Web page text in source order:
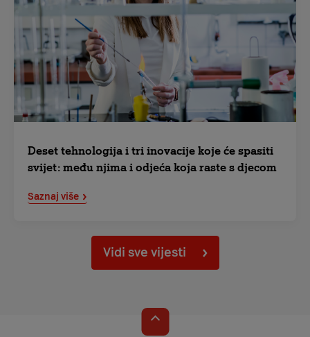
Deset tehnologija i tri inovacije koje će spasiti
svijet: među njima i odjeća koja raste s djecom
Saznaj više
Vidi sve vijesti